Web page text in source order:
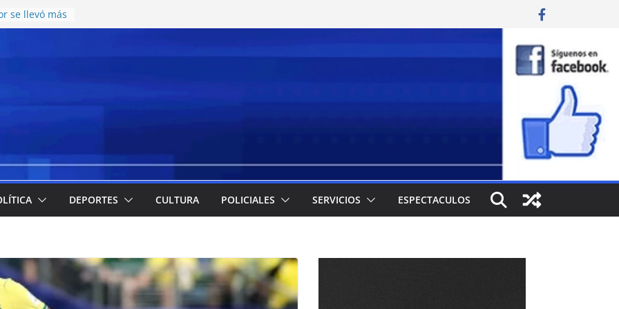
se llevó más
en el
y
en el CCISC
la llegada
cuáles
emergencia
meriendas y
DEPORTES CULTURA POLICIALES SERVICIOS ESPECTACULOS